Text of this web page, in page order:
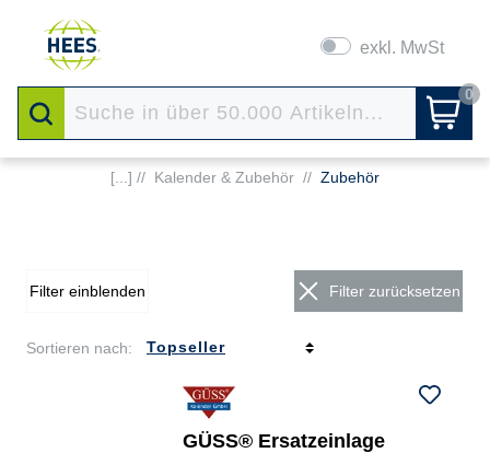
exkl. MwSt
0
[...] // Kalender & Zubehör // Zubehör
Filter einblenden Filter zurücksetzen
Sortieren nach:
GÜSS® Ersatzeinlage